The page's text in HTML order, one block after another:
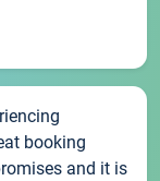
booking
and it is